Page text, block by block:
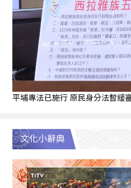
平埔專法已施行 原民身分法暫緩
文化小辭典